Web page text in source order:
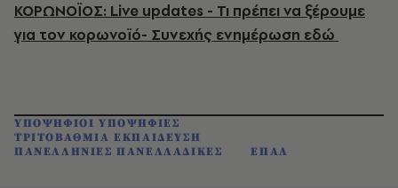
ΚΟΡΩΝΟΪΟΣ: Live updates - Τι πρέπει να ξέρουμε
για τον κορωνοϊό- Συνεχής ενημέρωση εδώ
ΥΠΟΨΗΦΙΟΙ ΥΠΟΨΗΦΙΕΣ
ΤΡΙΤΟΒΑΘΜΙΑ ΕΚΠΑΙΔΕΥΣΗ
ΠΑΝΕΛΛΗΝΙΕΣ ΠΑΝΕΛΛΑΔΙΚΕΣ
ΕΠΑΛ